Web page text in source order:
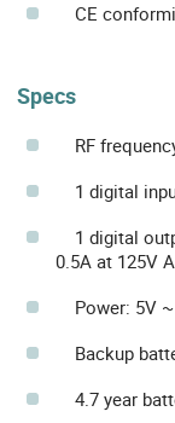
CE
Specs
RF
1 digital
1 digital
0.5A at 125V
Power: 5V ~
Backup
4.7 year